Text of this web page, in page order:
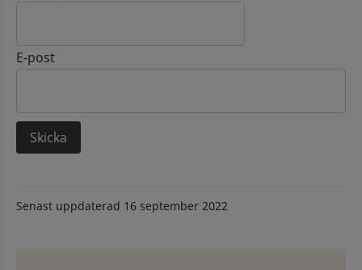
E-post
Senast uppdaterad 16 september 2022